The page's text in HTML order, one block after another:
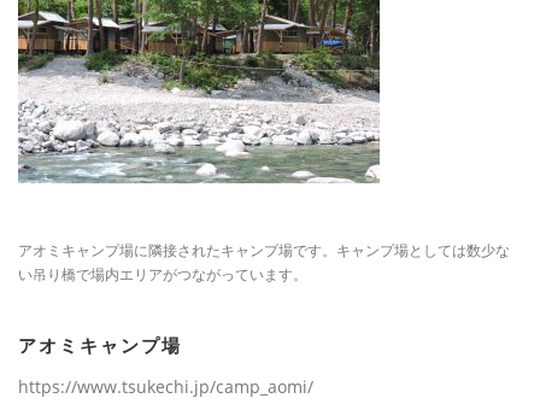
アオミキャンプ場に隣接されたキャンプ場です。キャンプ場としては数少な
い吊り橋で場内エリアがつながっています。
アオミキャンプ場
https://www.tsukechi.jp/camp_aomi/